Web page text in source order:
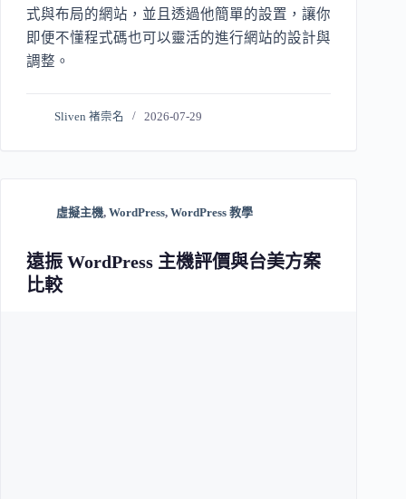
式與布局的網站，並且透過他簡單的設置，讓你
即便不懂程式碼也可以靈活的進行網站的設計與
調整。
Sliven 褚崇名 2026-07-29
虛擬主機, WordPress, WordPress 教學
遠振 WordPress 主機評價與台美方案
比較